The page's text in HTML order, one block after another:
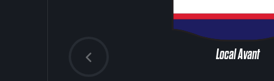
Local Avant